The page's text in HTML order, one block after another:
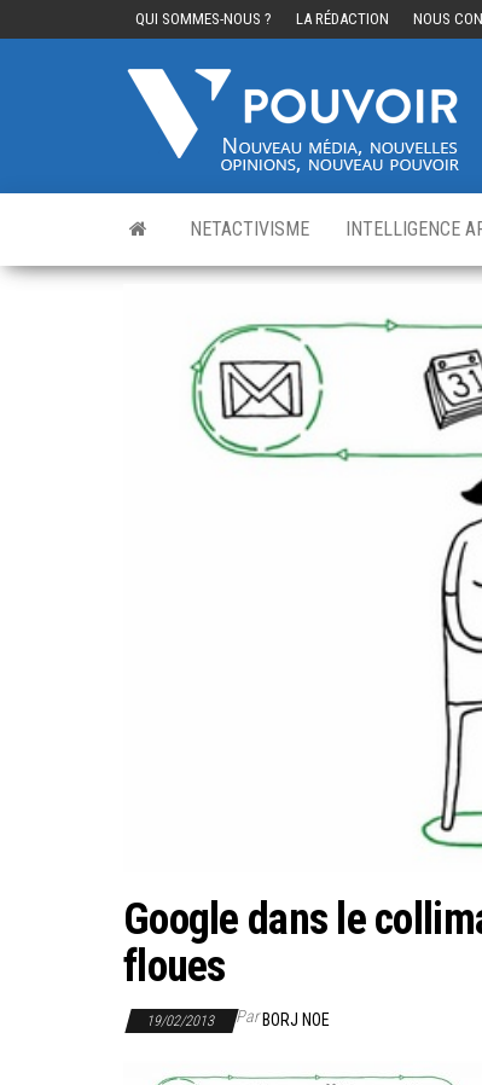
QUI SOMMES-NOUS ? LA RÉDACTION NOUS
NETACTIVISME INTELLIGENCE
Google dans le
floues
19/02/2013 ParBORJ NOE